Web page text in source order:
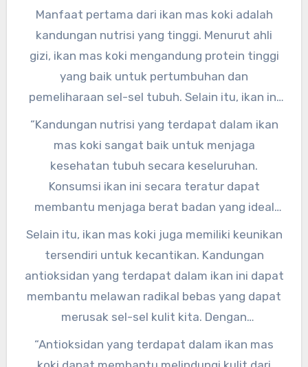
untuk kesehatan dan kecantikan kita? Mari
kita bahas lebih lanjut tentang manfaat dan
keunikan dari ikan mas koki untuk kesehatan
dan kecantikan.
Manfaat pertama dari ikan mas koki adalah
kandungan nutrisi yang tinggi. Menurut ahli
gizi, ikan mas koki mengandung protein tinggi
yang baik untuk pertumbuhan dan
pemeliharaan sel-sel tubuh. Selain itu, ikan ini
juga mengandung asam lemak omega-3 yang
bermanfaat untuk kesehatan jantung dan
otak kita.
“Kandungan nutrisi yang terdapat dalam ikan
mas koki sangat baik untuk menjaga
kesehatan tubuh secara keseluruhan.
Konsumsi ikan ini secara teratur dapat
membantu menjaga berat badan yang ideal
dan meningkatkan sistem kekebalan tubuh,”
ungkap Dr. Fitri, ahli gizi dari Universitas
Indonesia.
Selain itu, ikan mas koki juga memiliki keunikan
tersendiri untuk kecantikan. Kandungan
antioksidan yang terdapat dalam ikan ini dapat
membantu melawan radikal bebas yang dapat
merusak sel-sel kulit kita. Dengan
mengkonsumsi ikan mas koki secara teratur,
kulit kita akan terlihat lebih cerah dan sehat.
“Antioksidan yang terdapat dalam ikan mas